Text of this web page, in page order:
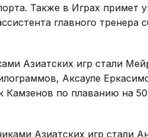
Также в Играх примет
главного тренера
Азиатских игр стали
Аксауле
по плаванию на
Азиатских игр стали